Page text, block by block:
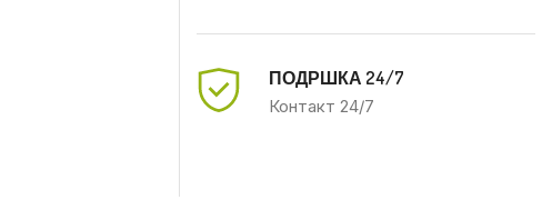
ПОДРШКА 24/7
Контакт 24/7